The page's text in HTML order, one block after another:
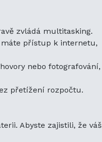
pro
je
že vaše
Tady je pár
materiálů,
zvládá multitasking.
přístup k internetu,
nebo fotografování,
přetížení rozpočtu.
Abyste zajistili, že váš